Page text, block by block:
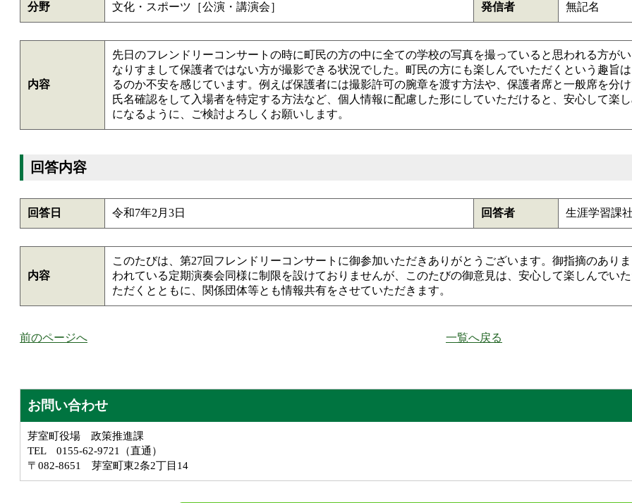
分野 文化・スポーツ［公演・講演会］ 発信者 無記名
内容
先日のフレンドリーコンサートの時に町民の方の中に全ての学校の写真を撮っていると思われる方が
なりすまして保護者ではない方が撮影できる状況でした。町民の方にも楽しんでいただくという趣旨
るのか不安を感じています。例えば保護者には撮影許可の腕章を渡す方法や、保護者席と一般席を分
氏名確認をして入場者を特定する方法など、個人情報に配慮した形にしていただけると、安心して楽
になるように、ご検討よろしくお願いします。
回答内容
回答日 令和7年2月3日 回答者 生涯学習課
内容
このたびは、第27回フレンドリーコンサートに御参加いただきありがとうございます。御指摘のあり
われている定期演奏会同様に制限を設けておりませんが、このたびの御意見は、安心して楽しんでい
ただくとともに、関係団体等とも情報共有をさせていただきます。
前のページへ 一覧へ戻る
お問い合わせ
芽室町役場 政策推進課
TEL 0155-62-9721（直通）
〒082-8651 芽室町東2条2丁目14